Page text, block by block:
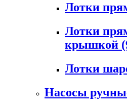
Лотки
Лотки
крышкой
Лотки
Насосы